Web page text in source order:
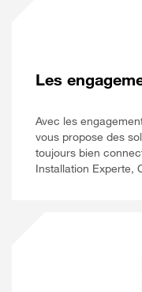
Les
Avec les
vous propose des
toujours bien
Installation Experte,